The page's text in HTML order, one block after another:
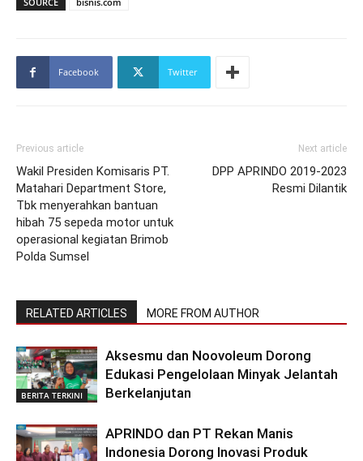
Facebook Twitter
Previous article
Wakil Presiden Komisaris PT.
Matahari Department Store,
Tbk menyerahkan bantuan
hibah 75 sepeda motor untuk
operasional kegiatan Brimob
Polda Sumsel
Next article
DPP APRINDO 2019-2023
Resmi Dilantik
RELATED ARTICLES MORE FROM AUTHOR
BERITA TERKINI
Aksesmu dan Noovoleum Dorong
Edukasi Pengelolaan Minyak Jelantah
Berkelanjutan
APRINDO dan PT Rekan Manis
Indonesia Dorong Inovasi Produk